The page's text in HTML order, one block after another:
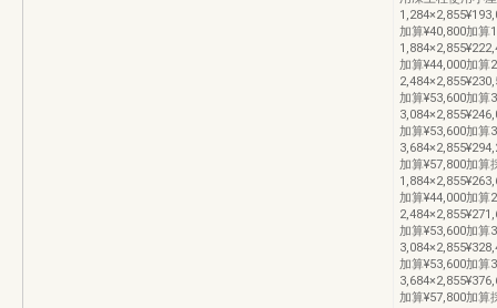
加算¥40,800加算
加算¥44,000加算
加算¥53,600加算
加算¥53,600加算
加算¥57,800加算
加算¥44,000加算
加算¥53,600加算
加算¥53,600加算
加算¥57,800加算